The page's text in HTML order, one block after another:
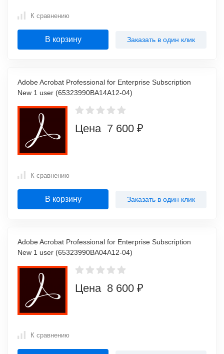
К сравнению
В корзину Заказать в один клик
Adobe Acrobat Professional for Enterprise Subscription
New 1 user (65323990BA14A12-04)
Цена 7 600 ₽
К сравнению
В корзину Заказать в один клик
Adobe Acrobat Professional for Enterprise Subscription
New 1 user (65323990BA04A12-04)
Цена 8 600 ₽
К сравнению